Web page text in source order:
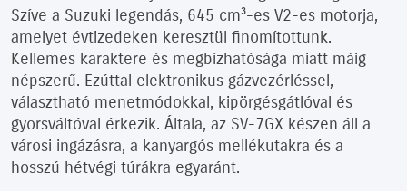
Szíve a Suzuki legendás, 645 cm³-es V2-es motorja,
amelyet évtizedeken keresztül finomítottunk.
Kellemes karaktere és megbízhatósága miatt máig
népszerű. Ezúttal elektronikus gázvezérléssel,
választható menetmódokkal, kipörgésgátlóval és
gyorsváltóval érkezik. Általa, az SV-7GX készen áll a
városi ingázásra, a kanyargós mellékutakra és a
hosszú hétvégi túrákra egyaránt.